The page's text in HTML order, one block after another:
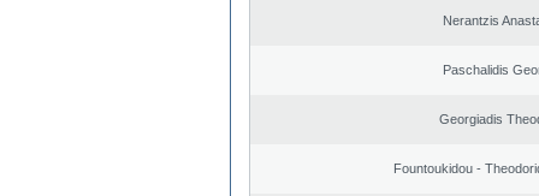
Nerantzis
Paschalidis
Georgiadis
Fountoukidou -